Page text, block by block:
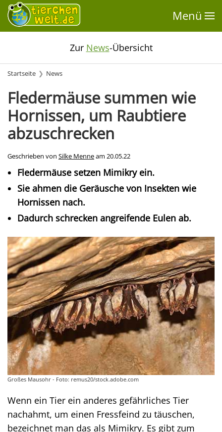
Menü
Zur News-Übersicht
Startseite News
Fledermäuse summen wie
Hornissen, um Raubtiere
abzuschrecken
Geschrieben von Silke Menneam 20.05.22
Fledermäuse setzen Mimikry ein.
Sie ahmen die Geräusche von Insekten wie
Hornissen nach.
Dadurch schrecken angreifende Eulen ab.
Großes Mausohr - Foto: remus20/stock.adobe.com
Wenn ein Tier ein anderes gefährliches Tier
nachahmt, um einen Fressfeind zu täuschen,
bezeichnet man das als Mimikry. Es gibt zum